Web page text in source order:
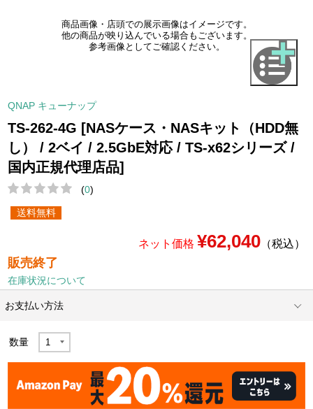
商品画像・店頭での展示画像はイメージです。
他の商品が映り込んでいる場合もございます。
参考画像としてご確認ください。
QNAP キューナップ
TS-262-4G [NASケース・NASキット（HDD無
し） / 2ベイ / 2.5GbE対応 / TS-x62シリーズ /
国内正規代理店品]
(0)
送料無料
ネット価格 ¥62,040（税込）
販売終了
在庫状況について
お支払い方法
数量